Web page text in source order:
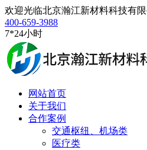
欢迎光临北京瀚江新材料科技有限
400-659-3988
7*24小时
网站首页
关于我们
合作案例
交通枢纽、机场类
医疗类